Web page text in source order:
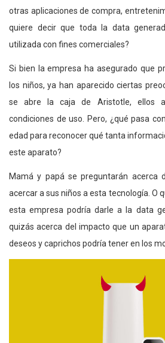
otras aplicaciones de compra,
quiere decir que toda la data
utilizada con fines comerciales?
Si bien la empresa ha asegurado que
los niños, ya han aparecido ciertas
se abre la caja de Aristotle, ellos
condiciones de uso. Pero, ¿qué pasa
edad para reconocer qué tanta
este aparato?
Mamá y papá se preguntarán acerca
acercar a sus niños a esta tecnología. O
esta empresa podría darle a la data
quizás acerca del impacto que un
deseos y caprichos podría tener en los